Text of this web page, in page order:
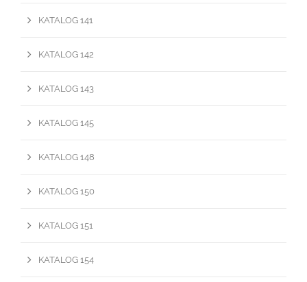
KATALOG 141
KATALOG 142
KATALOG 143
KATALOG 145
KATALOG 148
KATALOG 150
KATALOG 151
KATALOG 154